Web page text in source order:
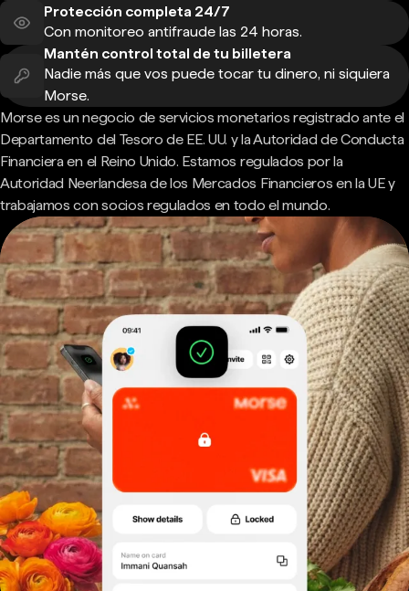
Protección completa 24/7
Con monitoreo antifraude las 24 horas.
Mantén control total de tu billetera
Nadie más que vos puede tocar tu dinero, ni siquiera
Morse.
Morse es un negocio de servicios monetarios registrado ante el
Departamento del Tesoro de EE. UU. y la Autoridad de Conducta
Financiera en el Reino Unido. Estamos regulados por la
Autoridad Neerlandesa de los Mercados Financieros en la UE y
trabajamos con socios regulados en todo el mundo.